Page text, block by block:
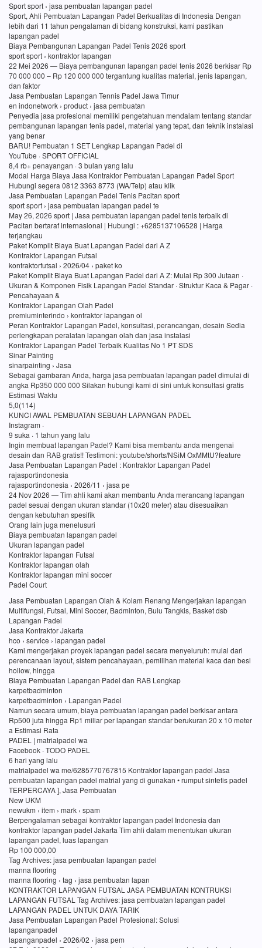
Sport sport › jasa pembuatan lapangan padel
Sport, Ahli Pembuatan Lapangan Padel Berkualitas di Indonesia Dengan
lebih dari 11 tahun pengalaman di bidang konstruksi, kami pastikan
lapangan padel
Biaya Pembangunan Lapangan Padel Tenis 2026 sport
sport sport › kontraktor lapangan
22 Mei 2026 — Biaya pembangunan lapangan padel tenis 2026 berkisar Rp
70 000 000 – Rp 120 000 000 tergantung kualitas material, jenis lapangan,
dan faktor
Jasa Pembuatan Lapangan Tennis Padel Jawa Timur
en indonetwork › product › jasa pembuatan
Penyedia jasa profesional memiliki pengetahuan mendalam tentang standar
pembangunan lapangan tenis padel, material yang tepat, dan teknik instalasi
yang benar
BARU! Pembuatan 1 SET Lengkap Lapangan Padel di
YouTube · SPORT OFFICIAL
8,4 rb+ penayangan · 3 bulan yang lalu
Modal Harga Biaya Jasa Kontraktor Pembuatan Lapangan Padel Sport
Hubungi segera 0812 3363 8773 (WA/Telp) atau klik
Jasa Pembuatan Lapangan Padel Tenis Pacitan sport
sport sport › jasa pembuatan lapangan padel te
May 26, 2026 sport | Jasa pembuatan lapangan padel tenis terbaik di
Pacitan bertaraf internasional | Hubungi : +6285137106528 | Harga
terjangkau
Paket Komplit Biaya Buat Lapangan Padel dari A Z
Kontraktor Lapangan Futsal
kontraktorfutsal › 2026/04 › paket ko
Paket Komplit Biaya Buat Lapangan Padel dari A Z: Mulai Rp 300 Jutaan ·
Ukuran & Komponen Fisik Lapangan Padel Standar · Struktur Kaca & Pagar ·
Pencahayaan &
Kontraktor Lapangan Olah Padel
premiuminterindo › kontraktor lapangan ol
Peran Kontraktor Lapangan Padel, konsultasi, perancangan, desain Sedia
perlengkapan peralatan lapangan olah dan jasa instalasi
Kontraktor Lapangan Padel Terbaik Kualitas No 1 PT SDS
Sinar Painting
sinarpainting › Jasa
Sebagai gambaran Anda, harga jasa pembuatan lapangan padel dimulai di
angka Rp350 000 000 Silakan hubungi kami di sini untuk konsultasi gratis
Estimasi Waktu
5,0(114)
KUNCI AWAL PEMBUATAN SEBUAH LAPANGAN PADEL
Instagram ·
9 suka · 1 tahun yang lalu
Ingin membuat lapangan Padel? Kami bisa membantu anda mengenai
desain dan RAB gratis!! Testimoni: youtube/shorts/NSiM OxMMtU?feature
Jasa Pembuatan Lapangan Padel : Kontraktor Lapangan Padel
rajasportindonesia
rajasportindonesia › 2026/11 › jasa pe
24 Nov 2026 — Tim ahli kami akan membantu Anda merancang lapangan
padel sesuai dengan ukuran standar (10x20 meter) atau disesuaikan
dengan kebutuhan spesifik
Orang lain juga menelusuri
Biaya pembuatan lapangan padel
Ukuran lapangan padel
Kontraktor lapangan Futsal
Kontraktor lapangan olah
Kontraktor lapangan mini soccer
Padel Court
Jasa Pembuatan Lapangan Olah & Kolam Renang Mengerjakan lapangan
Multifungsi, Futsal, Mini Soccer, Badminton, Bulu Tangkis, Basket dsb
Lapangan Padel
Jasa Kontraktor Jakarta
hco › service › lapangan padel
Kami mengerjakan proyek lapangan padel secara menyeluruh: mulai dari
perencanaan layout, sistem pencahayaan, pemilihan material kaca dan besi
hollow, hingga
Biaya Pembuatan Lapangan Padel dan RAB Lengkap
karpetbadminton
karpetbadminton › Lapangan Padel
Namun secara umum, biaya pembuatan lapangan padel berkisar antara
Rp500 juta hingga Rp1 miliar per lapangan standar berukuran 20 x 10 meter
a Estimasi Rata
PADEL | matrialpadel wa
Facebook · TODO PADEL
6 hari yang lalu
matrialpadel wa me/6285770767815 Kontraktor lapangan padel Jasa
pembuatan lapangan padel matrial yang di gunakan • rumput sintetis padel
TERPERCAYA ], Jasa Pembuatan
New UKM
newukm › item › mark › spam
Berpengalaman sebagai kontraktor lapangan padel Indonesia dan
kontraktor lapangan padel Jakarta Tim ahli dalam menentukan ukuran
lapangan padel, luas lapangan
Rp 100 000,00
Tag Archives: jasa pembuatan lapangan padel
manna flooring
manna flooring › tag › jasa pembuatan lapan
KONTRAKTOR LAPANGAN FUTSAL JASA PEMBUATAN KONTRUKSI
LAPANGAN FUTSAL Tag Archives: jasa pembuatan lapangan padel
LAPANGAN PADEL UNTUK DAYA TARIK
Jasa Pembuatan Lapangan Padel Profesional: Solusi
lapanganpadel
lapanganpadel › 2026/02 › jasa pem